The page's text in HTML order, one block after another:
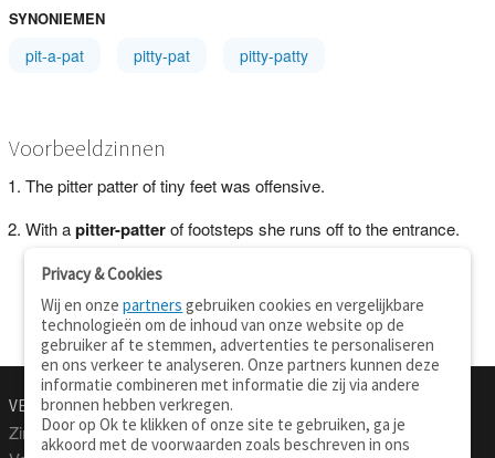
SYNONIEMEN
pit-a-pat pitty-pat pitty-patty
Voorbeeldzinnen
The pitter patter of tiny feet was offensive.
With apitter-patterof footsteps she runs off to the entrance.
VERTALEN.NU
Zinnen vertalen
Over deze site
Privacy & Cookies
Wij en onzepartners gebruiken cookies en vergelijkbare
technologieën om de inhoud van onze website op de
gebruiker af te stemmen, advertenties te personaliseren
en ons verkeer te analyseren. Onze partners kunnen deze
informatie combineren met informatie die zij via andere
bronnen hebben verkregen.
Door op Ok te klikken of onze site te gebruiken, ga je
akkoord met de voorwaarden zoals beschreven in ons